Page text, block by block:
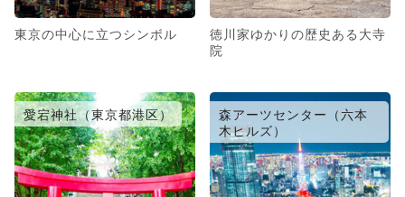
東京の中心に立つシンボル
徳川家ゆかりの歴史ある大寺
院
愛宕神社（東京都港区）
森アーツセンター（六本
木ヒルズ）